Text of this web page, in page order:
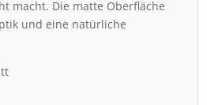
macht. Die matte Oberfläche
und eine natürliche